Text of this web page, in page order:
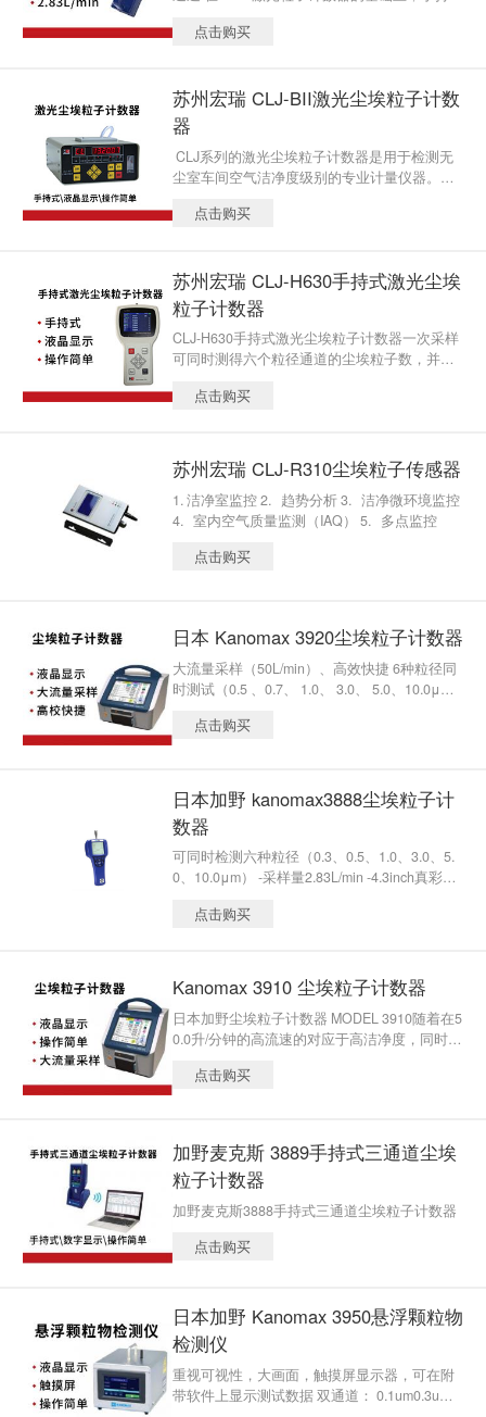
显示 3.7-inch彩色触摸屏和Mirosoft Windows®
点击购买
苏州宏瑞 CLJ-BII激光尘埃粒子计数
器
CLJ系列的激光尘埃粒子计数器是用于检测无
尘室车间空气洁净度级别的专业计量仪器。符
子计数器校准规范》规程的技术要求，整机功
点击购买
苏州宏瑞 CLJ-H630手持式激光尘埃
粒子计数器
CLJ-H630手持式激光尘埃粒子计数器一次采样
可同时测得六个粒径通道的尘埃粒子数，并能
情况，电子行业（半导体工厂、精密机械的生
器的生产厂家，检验过滤器的质量及效率等；
光学、及航空航天等领域的精加工、精密试验
所需的洁净室（区）的检测需要。
点击购买
苏州宏瑞 CLJ-R310尘埃粒子传感器
1. 洁净室监控 2. 趋势分析 3. 洁净微环境监控
4. 室内空气质量监测（IAQ） 5. 多点监控
点击购买
日本 Kanomax 3920尘埃粒子计数器
大流量采样（50L/min）、高效快捷 6种粒径同
时测试（0.5 、0.7、 1.0、 3.0、 5.0、10.0μ
风速及差压（仅国际版）
点击购买
日本加野 kanomax3888尘埃粒子计
数器
可同时检测六种粒径（0.3、0.5、1.0、3.0、5.
0、10.0μm） -采样量2.83L/min -4.3inch真彩触
牙） -超大存储容量及数据统计功能） -可外接
4、中国新版GMP标准 -内置多种测试方法（单
一、重复、连续、计算、ISO、GB） -设有USB
及WIFI通迅模式，方便数据传输及设置
点击购买
Kanomax 3910 尘埃粒子计数器
日本加野尘埃粒子计数器 MODEL 3910随着在5
0.0升/分钟的高流速的对应于高洁净度，同时挤
该清洁室的布局屏幕可以注册到读取在体内的
测量点和测量内容，通过调用其内容，可以很
点击购买
加野麦克斯 3889手持式三通道尘埃
粒子计数器
加野麦克斯3888手持式三通道尘埃粒子计数器
点击购买
日本加野 Kanomax 3950悬浮颗粒物
检测仪
重视可视性，大画面，触摸屏显示器，可在附
带软件上显示测试数据 双通道： 0.1um0.3um